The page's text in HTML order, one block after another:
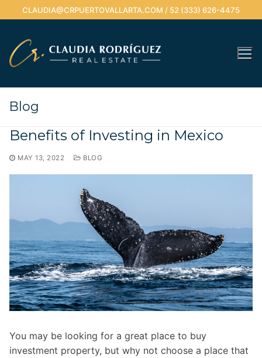
to
content
CLAUDIA@CRPUERTOVALLARTA.COM / 52 (333) 626-4475
Blog
Benefits of Investing in Mexico
MAY 13, 2022 BLOG
You may be looking for a great place to buy
investment property, but why not choose a place that